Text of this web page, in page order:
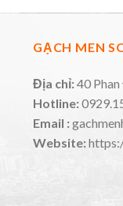
GẠCH MEN
Địa chỉ:40
Hotline:
Email :
Website: